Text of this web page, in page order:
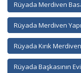
Rüyada Merdiven
Rüyada Merdiven
Rüyada Kırık
Rüyada Başkasının